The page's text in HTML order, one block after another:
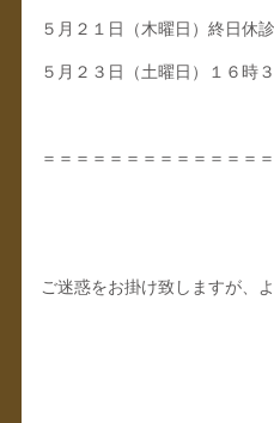
５月２１日（木曜日）終日休診
５月２３日（土曜日）１６時
＝＝＝＝＝＝＝＝＝＝＝＝＝
ご迷惑をお掛け致しますが、